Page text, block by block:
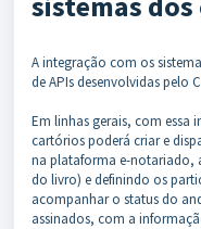
A integração com os
de APIs desenvolvidas pelo
Em linhas gerais, com essa
cartórios poderá criar e
na plataforma e-notariado,
do livro) e definindo os
acompanhar o status do
assinados, com a